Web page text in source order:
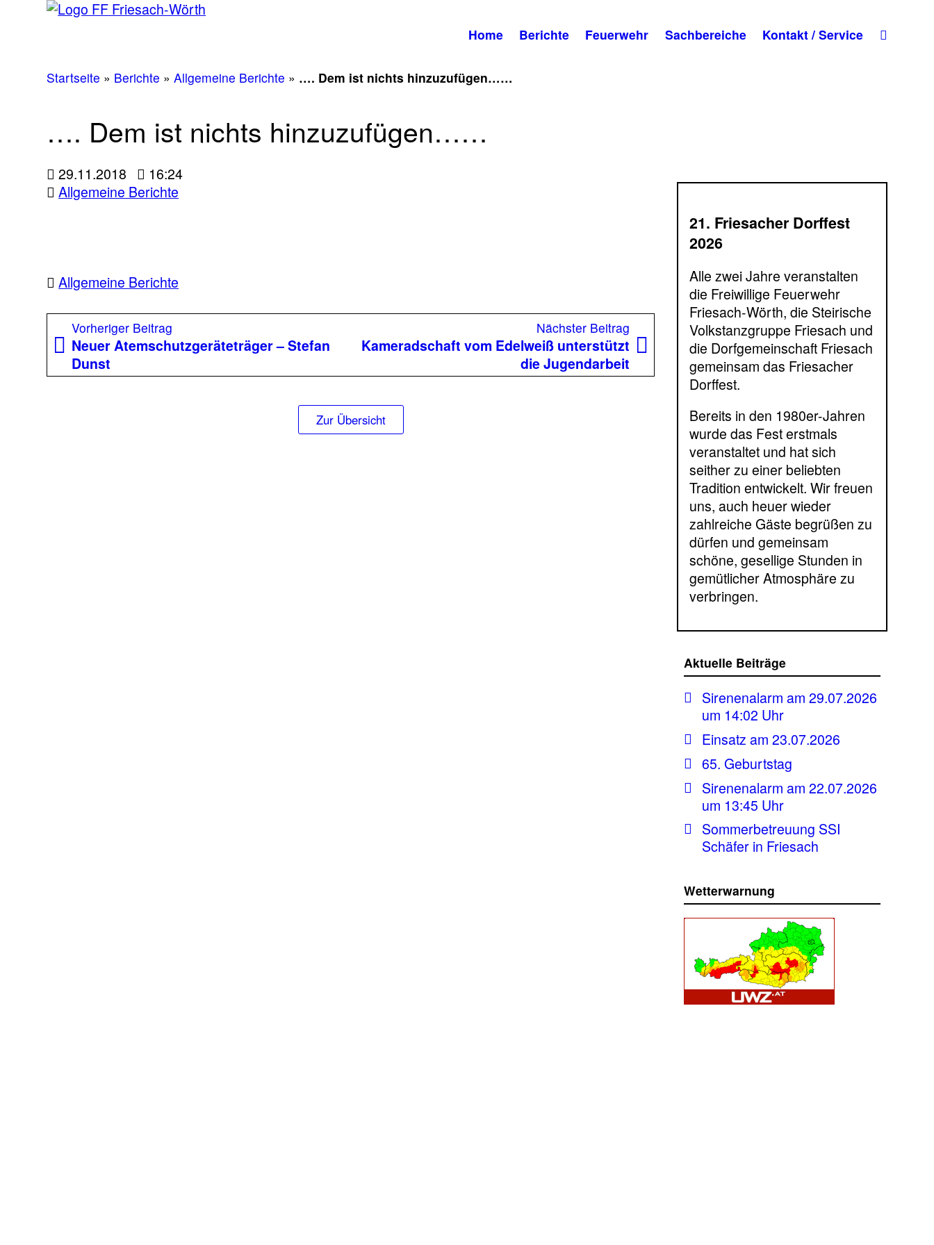
Home Berichte Feuerwehr Sachbereiche Kontakt / Service
Startseite » Berichte »Allgemeine Berichte » …. Dem ist nichts hinzuzufügen……
…. Dem ist nichts hinzuzufügen……
29.11.2018
16:24
Allgemeine Berichte
Allgemeine Berichte
Beitragsnavigation
Vorheriger Beitrag
Beitrag:
Neuer Atemschutzgeräteträger – Stefan
Dunst
Nächster Beitrag
Beitrag:
Kameradschaft vom Edelweiß unterstützt
die Jugendarbeit
Zur Übersicht
21. Friesacher Dorffest
2026
Alle zwei Jahre veranstalten
die Freiwillige Feuerwehr
Friesach-Wörth, die Steirische
Volkstanzgruppe Friesach und
die Dorfgemeinschaft Friesach
gemeinsam das Friesacher
Dorffest.
Bereits in den 1980er-Jahren
wurde das Fest erstmals
veranstaltet und hat sich
seither zu einer beliebten
Tradition entwickelt. Wir freuen
uns, auch heuer wieder
zahlreiche Gäste begrüßen zu
dürfen und gemeinsam
schöne, gesellige Stunden in
gemütlicher Atmosphäre zu
verbringen.
Aktuelle Beiträge
Sirenenalarm am 29.07.2026
um 14:02 Uhr
Einsatz am 23.07.2026
65. Geburtstag
Sirenenalarm am 22.07.2026
um 13:45 Uhr
Sommerbetreuung SSI
Schäfer in Friesach
Wetterwarnung